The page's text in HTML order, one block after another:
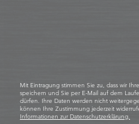
Mit Eintragung stimmen Sie zu, dass wir
speichern und Sie per E-Mail auf dem
dürfen. Ihre Daten werden nicht
können Ihre Zustimmung jederzeit
Informationen zur Datenschutzerklärung.